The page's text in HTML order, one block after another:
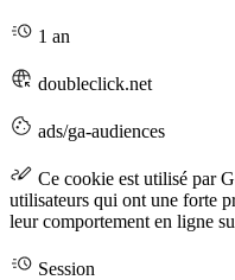
1 an
doubleclick.net
ads/ga-audiences
Ce cookie est utilisé par
utilisateurs qui ont une forte
leur comportement en ligne
Session